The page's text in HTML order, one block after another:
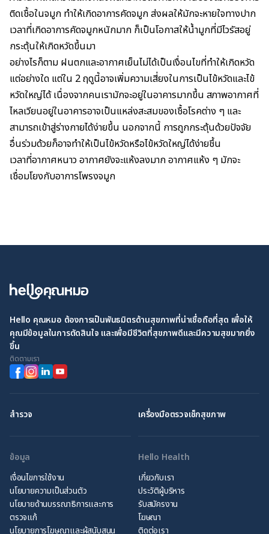
ติดเชื้อในจมูก ทำให้เกิดอาการคัดจมูก ส่งผลให้มักจะหายใจทางปาก
เวลาที่เกิดอาการคัดจมูกหนักมาก ก็เป็นโอกาสให้น้ำมูกที่มีไวรัสอยู่
กระตุ้นให้เกิดหวัดขึ้นมา
อย่างไรก็ตาม ฝนตกและอากาศเย็นไม่ได้เป็นเงื่อนไขที่ทำให้เกิดหวัด
แต่อย่างใด แต่ใน 2 ฤดูนี้อาจเพิ่มความเสี่ยงในการเป็นไข้หวัดและไข้
หวัดใหญ่ได้ เนื่องจากคนเรามักจะอยู่ในอาคารมากขึ้น สภาพอากาศที่
ไหลเวียนอยู่ในอาคารอาจเป็นแหล่งสะสมของเชื้อโรคต่าง ๆ และ
สามารถเข้าสู่ร่างกายได้ง่ายขึ้น นอกจากนี้ การถูกกระตุ้นด้วยปัจจัย
อื่นร่วมด้วยก็อาจทำให้เป็นไข้หวัดหรือไข้หวัดใหญ่ได้ง่ายชึ้น
เวลาที่อากาศหนาว อากาศยังจะแห้งลงมาก อากาศแห้ง ๆ มักจะ
เชื่อมโยงกับอาการโพรงจมูก
Hello คุณหมอ ต้องการเป็นพันธมิตรด้านสุขภาพที่น่าเชื่อถือที่สุด เพื่อให้
คุณมีข้อมูลในการตัดสินใจ และเพื่อมีชีวิตที่สุขภาพดีและมีความสุขมากยิ่ง
ขึ้น
ติดตามเรา
สำรวจ เครื่องมือตรวจเช็กสุขภาพ
ข้อมูล
เงื่อนไขการใช้งาน
นโยบายความเป็นส่วนตัว
นโยบายด้านบรรณาธิการและการ
ตรวจแก้
นโยบายการโฆษณาและผู้สนับสนุน
Hello Health
เกี่ยวกับเรา
ประวัติผู้บริหาร
รับสมัครงาน
โฆษณา
ติดต่อเรา